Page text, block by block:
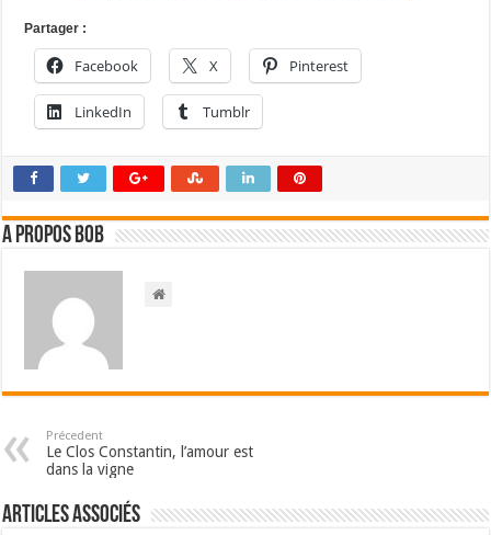
Partager :
Facebook X Pinterest
LinkedIn Tumblr
A propos bOb
Précedent
Le Clos Constantin, l’amour est
dans la vigne
Articles associés